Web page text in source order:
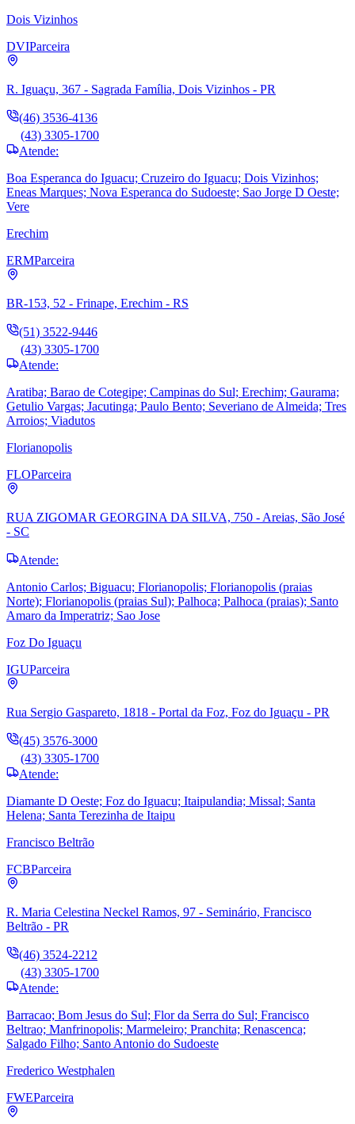
Dois Vizinhos
DVIParceira
R. Iguaçu, 367 - Sagrada Família, Dois Vizinhos - PR
(46) 3536-4136
(43) 3305-1700
Atende:
Boa Esperanca do Iguacu; Cruzeiro do Iguacu; Dois Vizinhos;
Eneas Marques; Nova Esperanca do Sudoeste; Sao Jorge D Oeste;
Vere
Erechim
ERMParceira
BR-153, 52 - Frinape, Erechim - RS
(51) 3522-9446
(43) 3305-1700
Atende:
Aratiba; Barao de Cotegipe; Campinas do Sul; Erechim; Gaurama;
Getulio Vargas; Jacutinga; Paulo Bento; Severiano de Almeida; Tres
Arroios; Viadutos
Florianopolis
FLOParceira
RUA ZIGOMAR GEORGINA DA SILVA, 750 - Areias, São José
- SC
Atende:
Antonio Carlos; Biguacu; Florianopolis; Florianopolis (praias
Norte); Florianopolis (praias Sul); Palhoca; Palhoca (praias); Santo
Amaro da Imperatriz; Sao Jose
Foz Do Iguaçu
IGUParceira
Rua Sergio Gaspareto, 1818 - Portal da Foz, Foz do Iguaçu - PR
(45) 3576-3000
(43) 3305-1700
Atende:
Diamante D Oeste; Foz do Iguacu; Itaipulandia; Missal; Santa
Helena; Santa Terezinha de Itaipu
Francisco Beltrão
FCBParceira
R. Maria Celestina Neckel Ramos, 97 - Seminário, Francisco
Beltrão - PR
(46) 3524-2212
(43) 3305-1700
Atende:
Barracao; Bom Jesus do Sul; Flor da Serra do Sul; Francisco
Beltrao; Manfrinopolis; Marmeleiro; Pranchita; Renascenca;
Salgado Filho; Santo Antonio do Sudoeste
Frederico Westphalen
FWEParceira